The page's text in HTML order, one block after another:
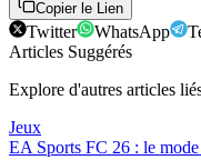
Copier le Lien
Twitter WhatsApp
Articles Suggérés
Explore d'autres articles
Jeux
EA Sports FC 26 : le